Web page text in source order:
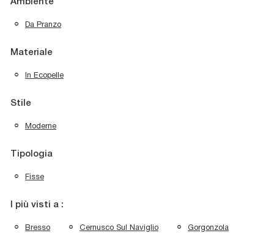
Ambiente
Da Pranzo
Materiale
In Ecopelle
Stile
Moderne
Tipologia
Fisse
I più visti a :
Bresso Cernusco Sul Naviglio Gorgonzola